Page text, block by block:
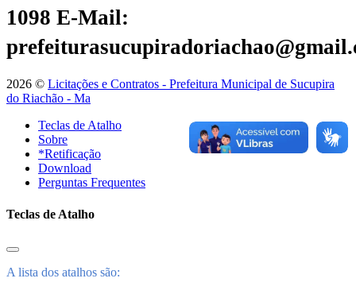
1098 E-Mail:
2026 © Licitações e Contratos - Prefeitura Municipal de Sucupira
do Riachão - Ma
Teclas de Atalho
Sobre
*Retificação
Download
Perguntas Frequentes
Teclas de Atalho
A lista dos atalhos são: